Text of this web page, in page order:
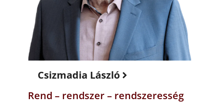
Csizmadia László
Rend – rendszer – rendszeresség